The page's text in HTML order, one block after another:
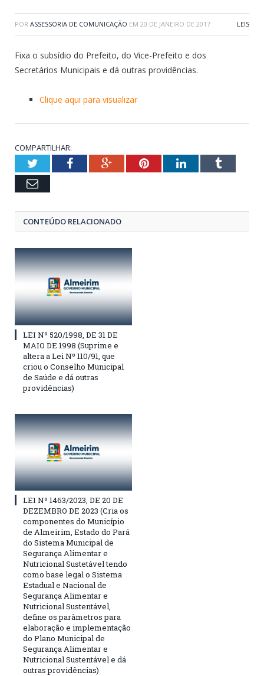
POR ASSESSORIA DE COMUNICAÇÃO EM 20 DE JANEIRO DE 2017 LEIS
Fixa o subsídio do Prefeito, do Vice-Prefeito e dos
Secretários Municipais e dá outras providências.
Clique aqui para visualizar
COMPARTILHAR:
TwitterFacebookGoogle+PinterestLinkedInTumblr
Email
CONTEÚDO RELACIONADO
LEI Nº 520/1998, DE 31 DE
MAIO DE 1998 (Suprime e
altera a Lei Nº 110/91, que
criou o Conselho Municipal
de Saúde e dá outras
providências)
LEI Nº 1463/2023, DE 20 DE
DEZEMBRO DE 2023 (Cria os
componentes do Município
de Almeirim, Estado do Pará
do Sistema Municipal de
Segurança Alimentar e
Nutricional Sustetável tendo
como base legal o Sistema
Estadual e Nacional de
Segurança Alimentar e
Nutricional Sustentável,
define os parâmetros para
elaboração e implementação
do Plano Municipal de
Segurança Alimentar e
Nutricional Sustentável e dá
outras providências)